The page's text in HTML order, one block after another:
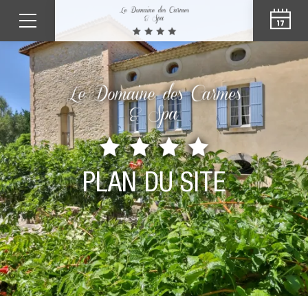
PLAN DU SITE